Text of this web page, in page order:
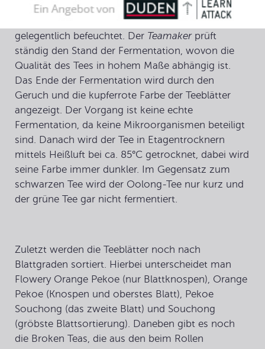
feuchten Umgebung. Die Blätter werden hierzu auf
Tischen oder in großen Wannen ausgebreitet und
gelegentlich befeuchtet. Der Teamakerprüft
ständig den Stand der Fermentation, wovon die
Qualität des Tees in hohem Maße abhängig ist.
Das Ende der Fermentation wird durch den
Geruch und die kupferrote Farbe der Teeblätter
angezeigt. Der Vorgang ist keine echte
Fermentation, da keine Mikroorganismen beteiligt
sind. Danach wird der Tee in Etagentrocknern
mittels Heißluft bei ca. 85°C getrocknet, dabei wird
seine Farbe immer dunkler. Im Gegensatz zum
schwarzen Tee wird der Oolong-Tee nur kurz und
der grüne Tee gar nicht fermentiert.
Zuletzt werden die Teeblätter noch nach
Blattgraden sortiert. Hierbei unterscheidet man
Flowery Orange Pekoe (nur Blattknospen), Orange
Pekoe (Knospen und oberstes Blatt), Pekoe
Souchong (das zweite Blatt) und Souchong
(gröbste Blattsortierung). Daneben gibt es noch
die Broken Teas, die aus den beim Rollen